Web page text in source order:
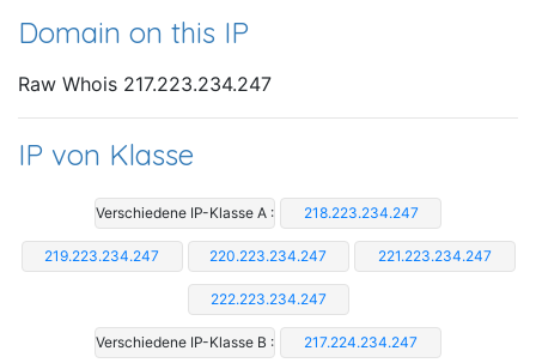
Domain on this IP
Raw Whois 217.223.234.247
IP von Klasse
Verschiedene IP-Klasse A : 218.223.234.247
219.223.234.247 220.223.234.247 221.223.234.247
222.223.234.247
Verschiedene IP-Klasse B : 217.224.234.247